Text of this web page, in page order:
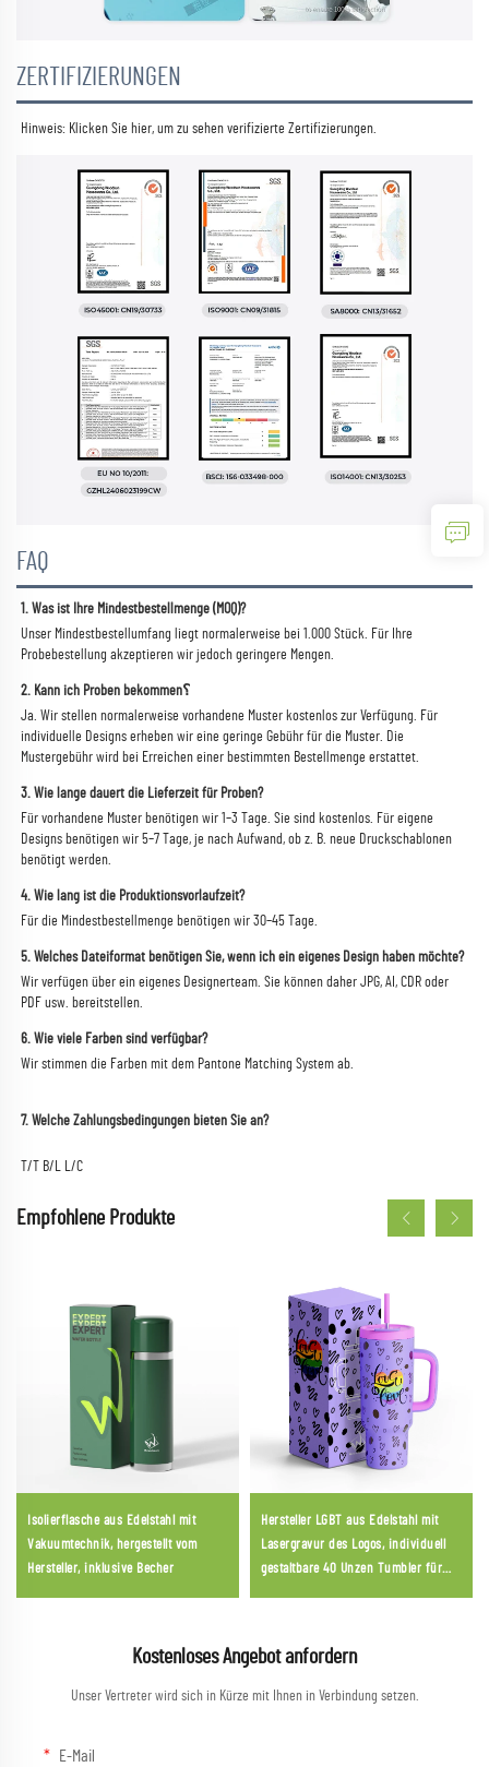
ZERTIFIZIERUNGEN
Hinweis: Klicken Sie hier, um zu sehen verifizierte Zertifizierungen.
FAQ
1. Was ist Ihre Mindestbestellmenge (MOQ)?
Unser Mindestbestellumfang liegt normalerweise bei 1.000 Stück. Für Ihre
Probebestellung akzeptieren wir jedoch geringere Mengen.
Ja. Wir stellen normalerweise vorhandene Muster kostenlos zur Verfügung. Für
individuelle Designs erheben wir eine geringe Gebühr für die Muster. Die
Mustergebühr wird bei Erreichen einer bestimmten Bestellmenge erstattet.
3. Wie lange dauert die Lieferzeit für Proben?
Für vorhandene Muster benötigen wir 1–3 Tage. Sie sind kostenlos. Für eigene
Designs benötigen wir 5–7 Tage, je nach Aufwand, ob z. B. neue Druckschablonen
benötigt werden.
4. Wie lang ist die Produktionsvorlaufzeit?
Für die Mindestbestellmenge benötigen wir 30–45 Tage.
5. Welches Dateiformat benötigen Sie, wenn ich ein eigenes Design haben möchte?
Wir verfügen über ein eigenes Designerteam. Sie können daher JPG, AI, CDR oder
PDF usw. bereitstellen.
6. Wie viele Farben sind verfügbar?
Wir stimmen die Farben mit dem Pantone Matching System ab.
7. Welche Zahlungsbedingungen bieten Sie an?
T/T B/L L/C
Empfohlene Produkte
Isolierflasche aus Edelstahl mit
Vakuumtechnik, hergestellt vom
Hersteller, inklusive Becher
Hersteller LGBT aus Edelstahl mit
Lasergravur des Logos, individuell
gestaltbare 40 Unzen Tumbler für
Kostenloses Angebot anfordern
Unser Vertreter wird sich in Kürze mit Ihnen in Verbindung setzen.
E-Mail